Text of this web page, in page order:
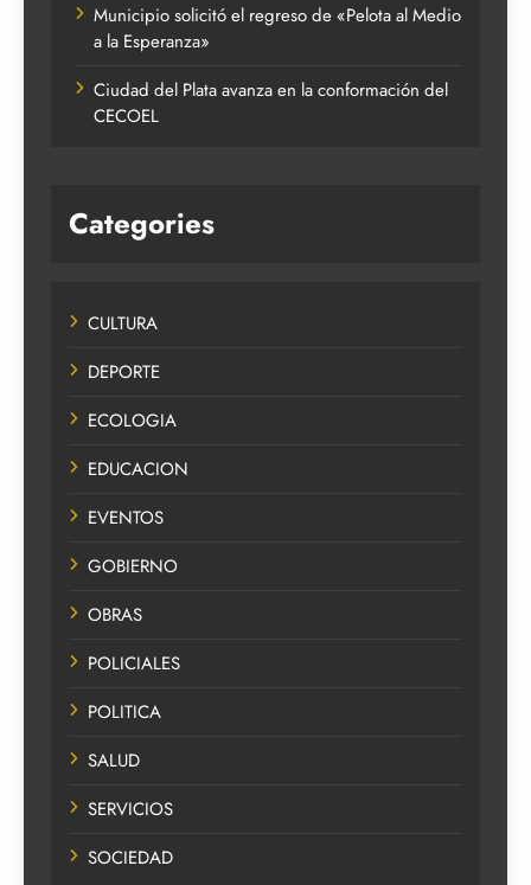
Municipio solicitó el regreso de «Pelota al Medio
a la Esperanza»
Ciudad del Plata avanza en la conformación del
CECOEL
Categories
CULTURA
DEPORTE
ECOLOGIA
EDUCACION
EVENTOS
GOBIERNO
OBRAS
POLICIALES
POLITICA
SALUD
SERVICIOS
SOCIEDAD